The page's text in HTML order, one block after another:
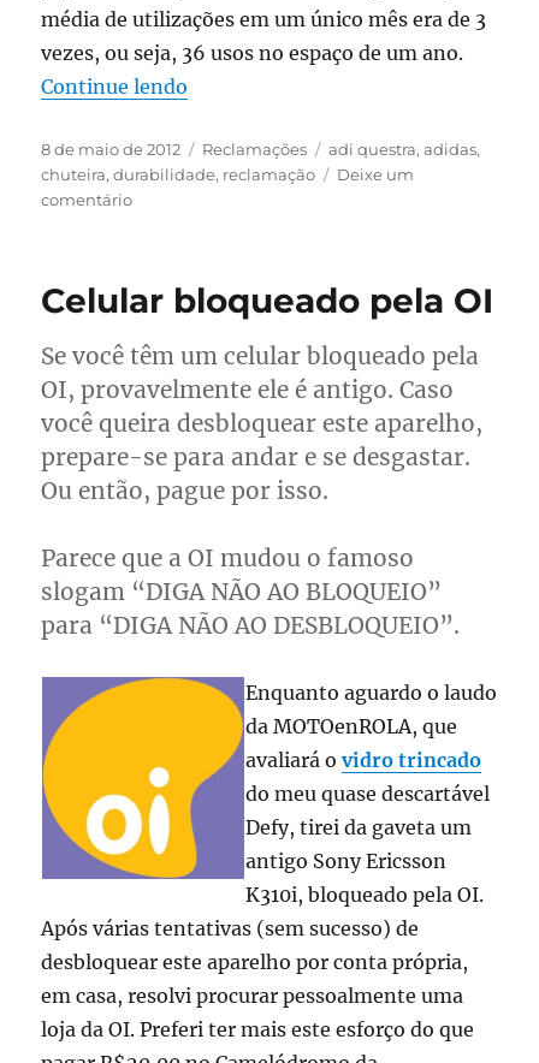
média de utilizações em um único mês era de 3
vezes, ou seja, 36 usos no espaço de um ano.
Continue lendo
Publicado
em
8 de maio de 2012 Categorias
Reclamações Tags
adi questra,adidas,
chuteira,durabilidade, reclamação
Deixe um
comentárioem
Adi
Celular bloqueado pela OI
Se você têm um celular bloqueado pela
OI, provavelmente ele é antigo. Caso
você queira desbloquear este aparelho,
prepare-se para andar e se desgastar.
Ou então, pague por isso.
Parece que a OI mudou o famoso
slogam “DIGA NÃO AO BLOQUEIO”
para “DIGA NÃO AO DESBLOQUEIO”.
Enquanto aguardo o laudo
da MOTOenROLA, que
avaliará ovidro trincado
do meu quase descartável
Defy, tirei da gaveta um
antigo Sony Ericsson
K310i, bloqueado pela OI.
Após várias tentativas (sem sucesso) de
desbloquear este aparelho por conta própria,
em casa, resolvi procurar pessoalmente uma
loja da OI. Preferi ter mais este esforço do que